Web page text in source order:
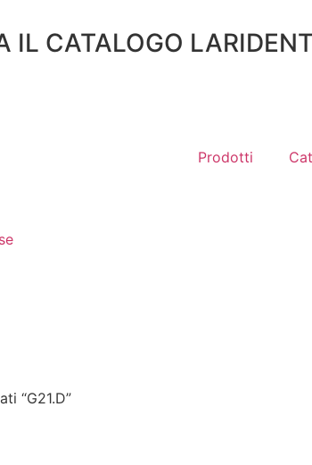
IL CATALOGO
Prodotti
“G21.D”